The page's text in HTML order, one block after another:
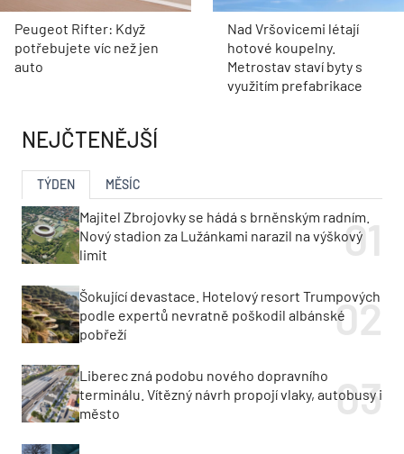
Peugeot Rifter: Když
potřebujete víc než jen
auto
Nad Vršovicemi létají
hotové koupelny.
Metrostav staví byty s
využitím prefabrikace
NEJČTENĚJŠÍ
TÝDEN MĚSÍC
Majitel Zbrojovky se hádá s brněnským radním.
Nový stadion za Lužánkami narazil na výškový
limit
Šokující devastace. Hotelový resort Trumpových
podle expertů nevratně poškodil albánské
pobřeží
Liberec zná podobu nového dopravního
terminálu. Vítězný návrh propojí vlaky, autobusy i
město